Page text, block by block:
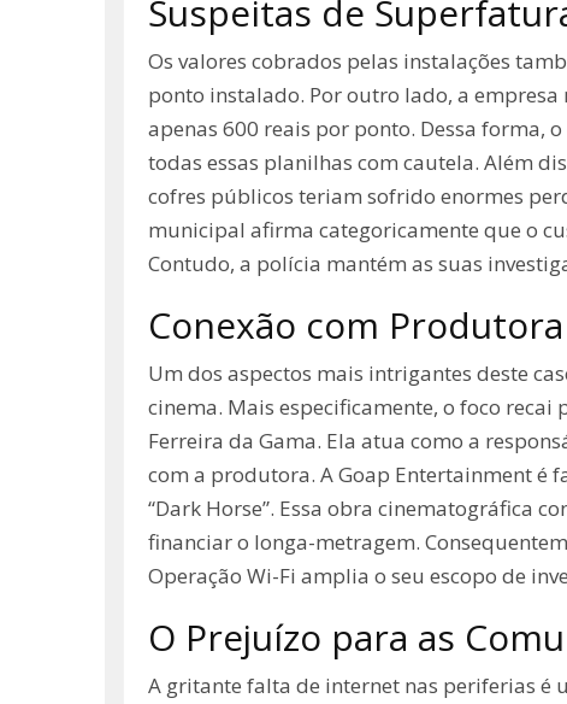
Suspeitas de
Os valores cobrados pelas instalações
ponto instalado. Por outro lado, a
apenas 600 reais por ponto. Dessa forma,
todas essas planilhas com cautela. Além
cofres públicos teriam sofrido enormes
municipal afirma categoricamente que o
Contudo, a polícia mantém as suas
Conexão com
Um dos aspectos mais intrigantes deste
cinema. Mais especificamente, o foco
Ferreira da Gama. Ela atua como a
com a produtora. A Goap Entertainment é
“Dark Horse”. Essa obra cinematográfica
financiar o longa-metragem.
Operação Wi-Fi amplia o seu escopo de
O Prejuízo para as
A gritante falta de internet nas periferias é